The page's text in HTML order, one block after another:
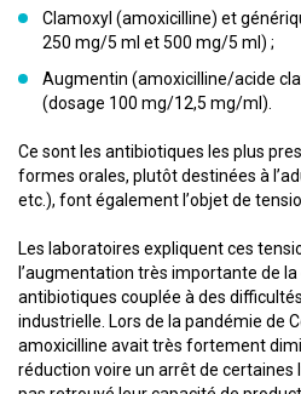
Clamoxyl (amoxicilline) et
250 mg/5 ml et 500 mg/5 ml) ;
Augmentin (amoxicilline/acide
(dosage 100 mg/12,5 mg/ml).
Ce sont les antibiotiques les plus
formes orales, plutôt destinées à
etc.), font également l’objet de
Les laboratoires expliquent ces
l’augmentation très importante de
antibiotiques couplée à des
industrielle. Lors de la pandémie de
amoxicilline avait très fortement
réduction voire un arrêt de certaines